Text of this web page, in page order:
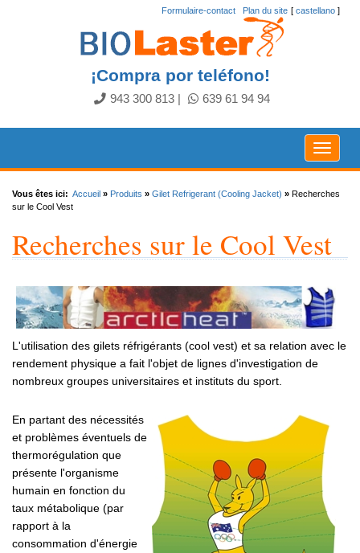
[ castellano ]
Formulaire-contact Plan du site
¡Compra por teléfono!
943 300 813 639 61 94 94
Toggle
Vous êtes ici: Accueil » Produits » Gilet Refrigerant (Cooling Jacket) » Recherches
sur le Cool Vest
Recherches sur le Cool Vest
L'utilisation des gilets réfrigérants (cool vest) et sa relation avec le
rendement physique a fait l'objet de lignes d'investigation de
nombreux groupes universitaires et instituts du sport.
En partant des nécessités
et problèmes éventuels de
thermorégulation que
présente l'organisme
humain en fonction du
taux métabolique (par
rapport à la
consommation d'énergie